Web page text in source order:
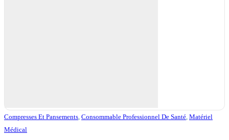
Compresses Et Pansements Consommable Professionnel De Santé Matériel
Médical